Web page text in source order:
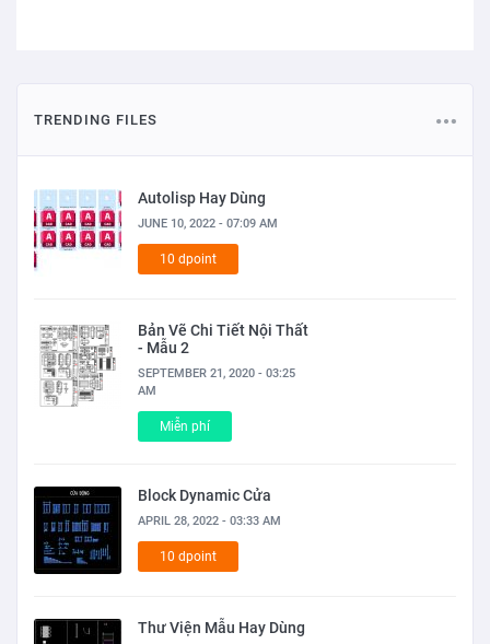
TRENDING FILES
Autolisp Hay Dùng
JUNE 10, 2022 - 07:09 AM
10 dpoint
Bản Vẽ Chi Tiết Nội Thất
- Mẫu 2
SEPTEMBER 21, 2020 - 03:25
AM
Miễn phí
Block Dynamic Cửa
APRIL 28, 2022 - 03:33 AM
10 dpoint
Thư Viện Mẫu Hay Dùng